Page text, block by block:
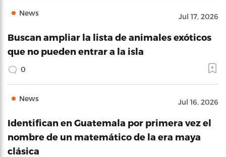
News Jul 17, 2026
Buscan ampliar la lista de animales exóticos
que no pueden entrar a la isla
0
News Jul 16, 2026
Identifican en Guatemala por primera vez el
nombre de un matemático de la era maya
clásica